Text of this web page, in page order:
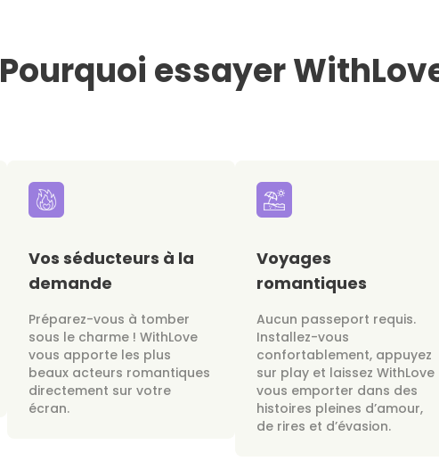
Pourquoi essayer
Vos séducteurs à la
demande
Préparez-vous à tomber
sous le charme ! WithLove
vous apporte les plus
beaux acteurs romantiques
directement sur votre
écran.
Voyages
romantiques
Aucun passeport requis.
Installez-vous
confortablement, appuyez
sur play et laissez WithLove
vous emporter dans des
histoires pleines d’amour,
de rires et d’évasion.